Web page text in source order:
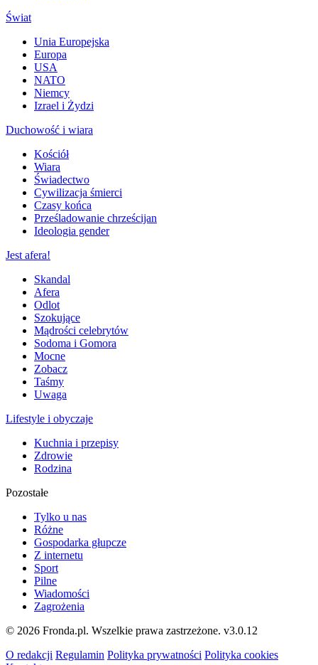
Świat
Unia Europejska
Europa
USA
NATO
Niemcy
Izrael i Żydzi
Duchowość i wiara
Kościół
Wiara
Świadectwo
Cywilizacja śmierci
Czasy końca
Prześladowanie chrześcijan
Ideologia gender
Jest afera!
Skandal
Afera
Odlot
Szokujące
Mądrości celebrytów
Sodoma i Gomora
Mocne
Zobacz
Taśmy
Uwaga
Lifestyle i obyczaje
Kuchnia i przepisy
Zdrowie
Rodzina
Pozostałe
Tylko u nas
Różne
Gospodarka głupcze
Z internetu
Sport
Pilne
Wiadomości
Zagrożenia
© 2026 Fronda.pl. Wszelkie prawa zastrzeżone. v3.0.12
O redakcji Regulamin Polityka prywatności Polityka cookies